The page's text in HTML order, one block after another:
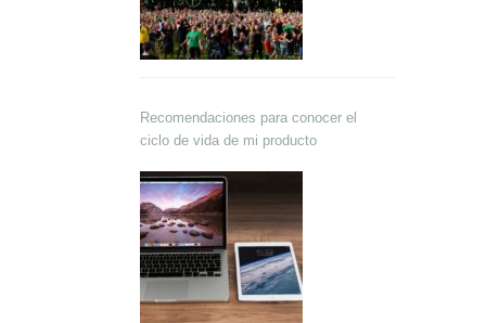
Recomendaciones para conocer el
ciclo de vida de mi producto